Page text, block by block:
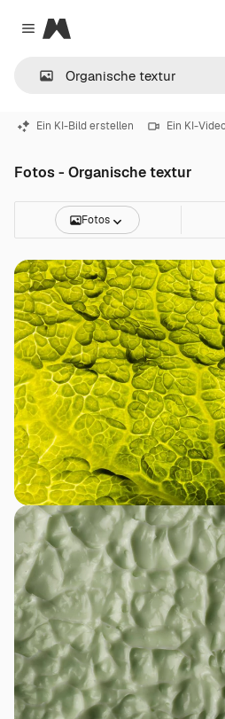
Close menu
Magnific
Ein KI-Bild erstellen Ein KI-
Fotos - Organische textur
Fotos